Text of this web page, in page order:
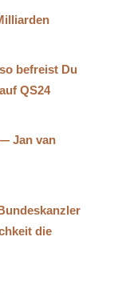
befreist Du
QS24
Jan van
die